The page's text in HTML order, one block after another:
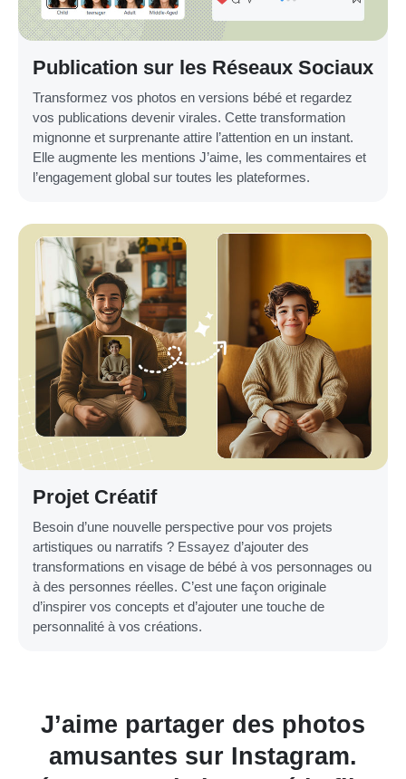
Publication sur les Réseaux Sociaux
Transformez vos photos en versions bébé et regardez
vos publications devenir virales. Cette transformation
mignonne et surprenante attire l’attention en un instant.
Elle augmente les mentions J’aime, les commentaires et
l’engagement global sur toutes les plateformes.
Projet Créatif
Besoin d’une nouvelle perspective pour vos projets
artistiques ou narratifs ? Essayez d’ajouter des
transformations en visage de bébé à vos personnages ou
à des personnes réelles. C’est une façon originale
d’inspirer vos concepts et d’ajouter une touche de
personnalité à vos créations.
des photos
sur Instagram.
C’est
transformé